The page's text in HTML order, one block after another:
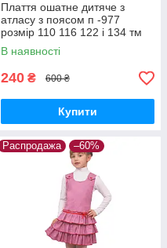
Плаття ошатне дитяче з
атласу з поясом п -977
розмір 110 116 122 і 134 тм
"Попелюшка"
В наявності
240 ₴ 600 ₴
Купити
Распродажа –60%